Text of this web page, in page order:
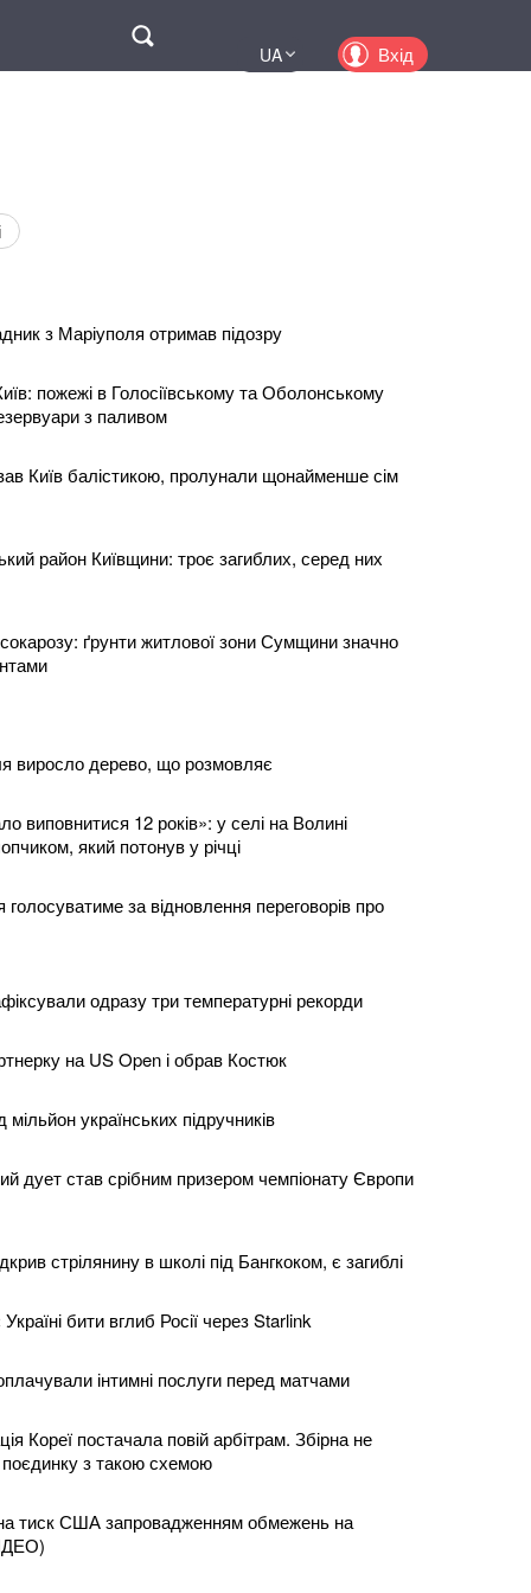
UA
Вхід
з Маріуполя отримав підозру
пожежі в Голосіївському та Оболонському
з паливом
Київ балістикою, пролунали щонайменше сім
район Київщини: троє загиблих, серед них
ґрунти житлової зони Сумщини значно
виросло дерево, що розмовляє
виповнитися 12 років»: у селі на Волині
який потонув у річці
голосуватиме за відновлення переговорів про
одразу три температурні рекорди
на US Open і обрав Костюк
українських підручників
дует став срібним призером чемпіонату Європи
стрілянину в школі під Бангкоком, є загиблі
бити вглиб Росії через Starlink
інтимні послуги перед матчами
Кореї постачала повій арбітрам. Збірна не
з такою схемою
на тиск США запровадженням обмежень на